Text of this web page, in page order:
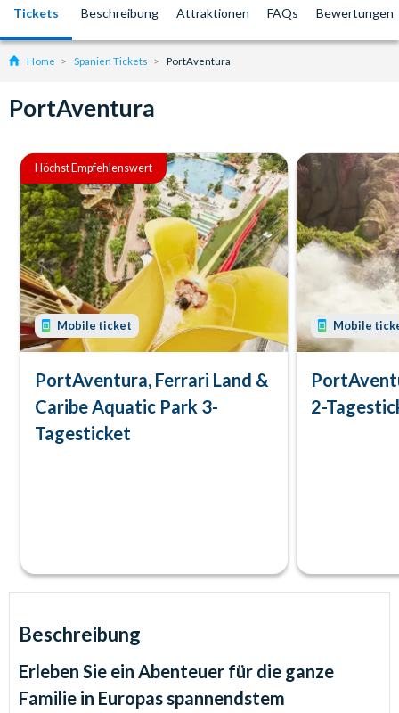
Tickets Beschreibung Attraktionen FAQs Bewertungen
Home Spanien Tickets PortAventura
PortAventura
Höchst Empfehlenswert
Mobile ticket
PortAventura, Ferrari Land &
Caribe Aquatic Park 3-
Tagesticket
Mobile
2-
Beschreibung
Erleben Sie ein Abenteuer für die ganze
Familie in Europas spannendstem